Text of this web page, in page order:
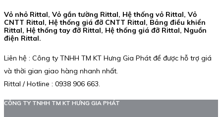
Vỏ nhỏ Rittal, Vỏ gắn tường Rittal, Hệ thống vỏ Rittal, Vỏ
CNTT Rittal, Hệ thống giá đỡ CNTT Rittal, Bảng điều khiển
Rittal, Hệ thống tay đỡ Rittal, Hệ thống giá đỡ Rittal, Nguồn
điện Rittal.
Liên hệ : Công ty TNHH TM KT Hưng Gia Phát để được hỗ trợ giá
và thời gian giao hàng nhanh nhất.
Rittal / Hotline : 0938 906 663.
CÔNG TY TNHH TM KT HƯNG GIA PHÁT